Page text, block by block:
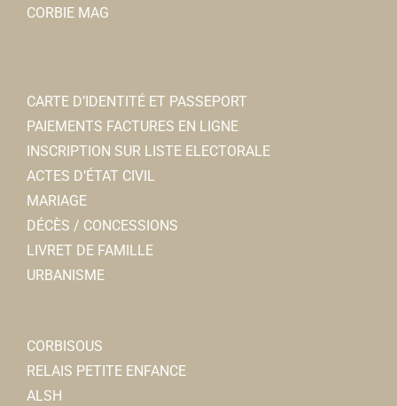
CORBIE MAG
CARTE D’IDENTITÉ ET PASSEPORT
PAIEMENTS FACTURES EN LIGNE
INSCRIPTION SUR LISTE ELECTORALE
ACTES D’ÉTAT CIVIL
MARIAGE
DÉCÈS / CONCESSIONS
LIVRET DE FAMILLE
URBANISME
CORBISOUS
RELAIS PETITE ENFANCE
ALSH